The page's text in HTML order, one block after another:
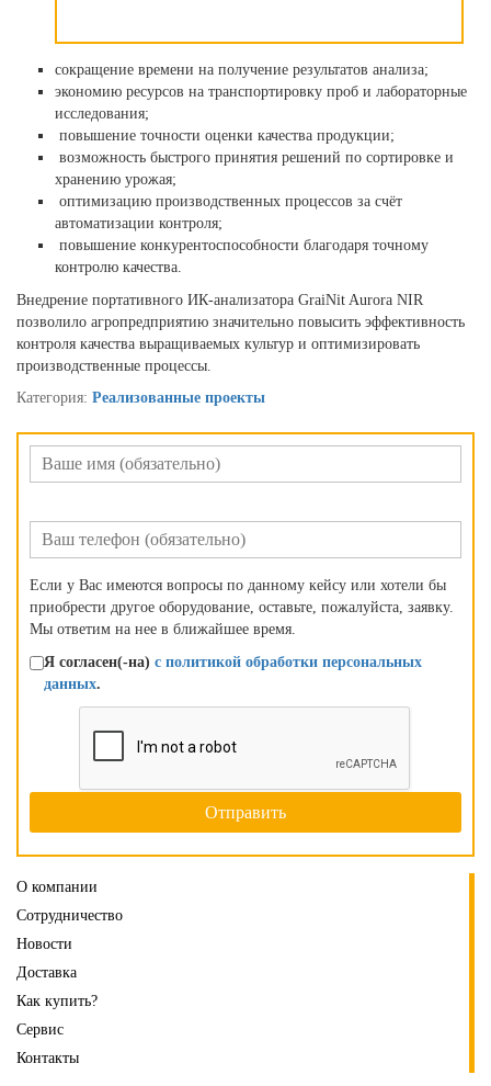
сокращение времени на получение результатов анализа;
экономию ресурсов на транспортировку проб и лабораторные
исследования;
повышение точности оценки качества продукции;
возможность быстрого принятия решений по сортировке и
хранению урожая;
оптимизацию производственных процессов за счёт
автоматизации контроля;
повышение конкурентоспособности благодаря точному
контролю качества.
Внедрение портативного ИК-анализатора GraiNit Aurora NIR
позволило агропредприятию значительно повысить эффективность
контроля качества выращиваемых культур и оптимизировать
производственные процессы.
Категория: Реализованные проекты
Если у Вас имеются вопросы по данному кейсу или хотели бы
приобрести другое оборудование, оставьте, пожалуйста, заявку.
Мы ответим на нее в ближайшее время.
Я согласен(-на) с политикой обработки персональных
данных.
О компании
Сотрудничество
Новости
Доставка
Как купить?
Сервис
Контакты